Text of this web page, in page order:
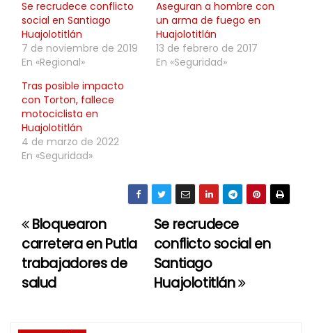
Se recrudece conflicto
social en Santiago
Huajolotitlán
7 de noviembre de 2019
En «Regional»
Aseguran a hombre con
un arma de fuego en
Huajolotitlán
13 de febrero de 2017
En «Seguridad»
Tras posible impacto
con Torton, fallece
motociclista en
Huajolotitlán
4 de marzo de 2022
En «Seguridad»
N
a
v
Se recrudece
conflicto social en
Santiago
Huajolotitlán
Bloquearon
carretera en Putla
trabajadores de
salud